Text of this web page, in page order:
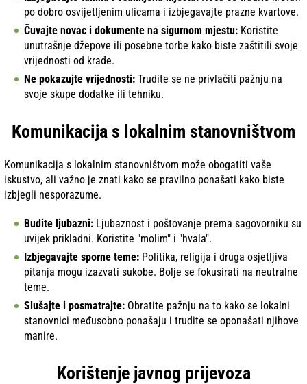
po dobro osvijetljenim ulicama i izbjegavajte prazne kvartove.
Čuvajte novac i dokumente na sigurnom mjestu: Koristite
unutrašnje džepove ili posebne torbe kako biste zaštitili svoje
vrijednosti od krađe.
Ne pokazujte vrijednosti: Trudite se ne privlačiti pažnju na
svoje skupe dodatke ili tehniku.
Komunikacija s lokalnim stanovništvom
Komunikacija s lokalnim stanovništvom može obogatiti vaše
iskustvo, ali važno je znati kako se pravilno ponašati kako biste
izbjegli nesporazume.
Budite ljubazni: Ljubaznost i poštovanje prema sagovorniku su
uvijek prikladni. Koristite "molim" i "hvala".
Izbjegavajte sporne teme: Politika, religija i druga osjetljiva
pitanja mogu izazvati sukobe. Bolje se fokusirati na neutralne
teme.
Slušajte i posmatrajte: Obratite pažnju na to kako se lokalni
stanovnici međusobno ponašaju i trudite se oponašati njihove
manire.
Korištenje javnog prijevoza